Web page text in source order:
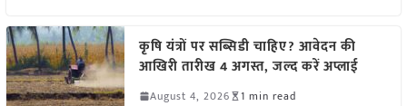
कृषि यंत्रों पर सब्सिडी चाहिए? आवेदन की
आखिरी तारीख 4 अगस्त, जल्द करें अप्लाई
August 4, 2026 1 min read